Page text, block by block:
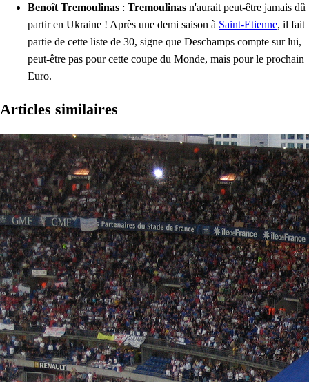
Benoît Tremoulinas : Tremoulinas n'aurait peut-être jamais dû
partir en Ukraine ! Après une demi saison à Saint-Etienne, il fait
partie de cette liste de 30, signe que Deschamps compte sur lui,
peut-être pas pour cette coupe du Monde, mais pour le prochain
Euro.
Articles similaires